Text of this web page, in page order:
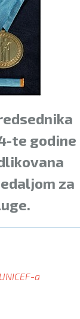
te godine
za
a